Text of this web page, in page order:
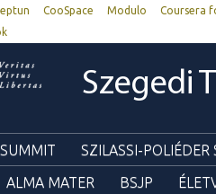
CooSpace Modulo Coursera
Szegedi
SZILASSI-POLIÉDER
ALMA MATER BSJP